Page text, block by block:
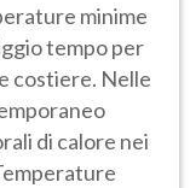
minime
tempo per
costiere. Nelle
di calore nei